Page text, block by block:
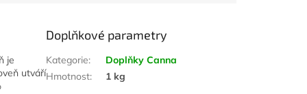
je
utváří
Doplňkové parametry
Kategorie:
Doplňky Canna
Hmotnost: 1 kg